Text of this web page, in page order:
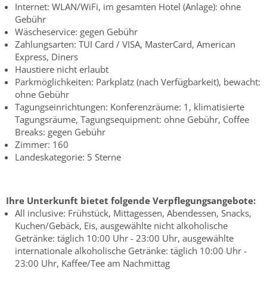
Internet: WLAN/WiFi, im gesamten Hotel (Anlage): ohne
Gebühr
Wäscheservice: gegen Gebühr
Zahlungsarten: TUI Card / VISA, MasterCard, American
Express, Diners
Haustiere nicht erlaubt
Parkmöglichkeiten: Parkplatz (nach Verfügbarkeit), bewacht:
ohne Gebühr
Tagungseinrichtungen: Konferenzräume: 1, klimatisierte
Tagungsräume, Tagungsequipment: ohne Gebühr, Coffee
Breaks: gegen Gebühr
Zimmer: 160
Landeskategorie: 5 Sterne
Ihre Unterkunft bietet folgende Verpflegungsangebote:
All inclusive: Frühstück, Mittagessen, Abendessen, Snacks,
Kuchen/Gebäck, Eis, ausgewählte nicht alkoholische
Getränke: täglich 10:00 Uhr - 23:00 Uhr, ausgewählte
internationale alkoholische Getränke: täglich 10:00 Uhr -
23:00 Uhr, Kaffee/Tee am Nachmittag